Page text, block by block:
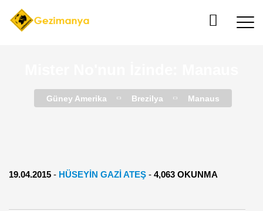
Güney Amerika Brezilya Manaus
19.04.2015 - HÜSEYIN GAZI ATEŞ - 4,063 OKUNMA